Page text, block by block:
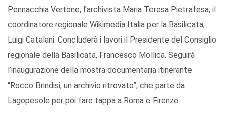
Pennacchia Vertone, l’archivista Maria Teresa Pietrafesa, il
coordinatore regionale Wikimedia Italia per la Basilicata,
Luigi Catalani. Concluderà i lavori il Presidente del Consiglio
regionale della Basilicata, Francesco Mollica. Seguirà
l’inaugurazione della mostra documentaria itinerante
“Rocco Brindisi, un archivio ritrovato”, che parte da
Lagopesole per poi fare tappa a Roma e Firenze.